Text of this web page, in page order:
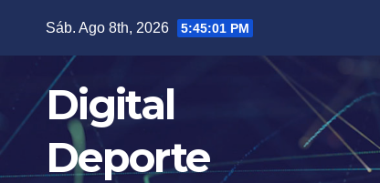
contenido
Sáb. Ago 8th, 2026 5:45:01 PM
Digital
Deporte